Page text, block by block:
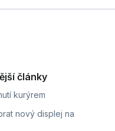
články
kurýrem
nový displej na